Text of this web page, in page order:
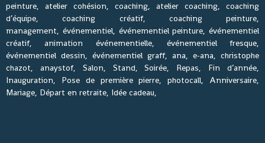
peinture, atelier cohésion, coaching, atelier coaching, coaching
d’équipe, coaching créatif, coaching peinture,
management, événementiel, événementiel peinture, événementiel
créatif, animation événementielle, événementiel fresque,
événementiel dessin, événementiel graff, ana, e-ana, christophe
chazot, anaystof, Salon, Stand, Soirée, Repas, Fin d’année,
Inauguration, Pose de première pierre, photocall, Anniversaire,
Mariage, Départ en retraite, Idée cadeau,